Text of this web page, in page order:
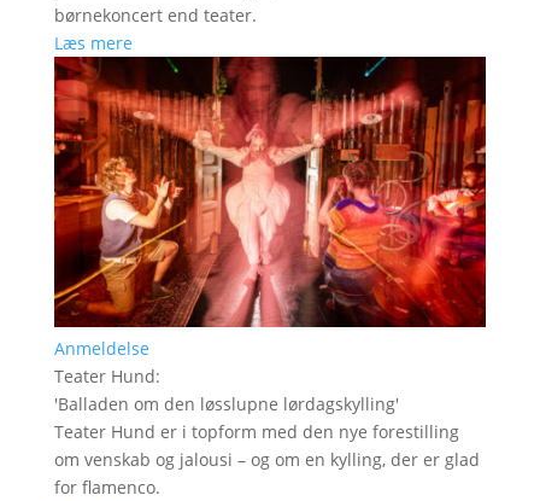
børnekoncert end teater.
Læs mere
Anmeldelse
Teater Hund:
'Balladen om den løsslupne lørdagskylling'
Teater Hund er i topform med den nye forestilling
om venskab og jalousi – og om en kylling, der er glad
for flamenco.